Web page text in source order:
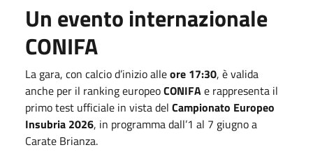
Un evento internazionale
CONIFA
La gara, con calcio d’inizio alleore 17:30, è valida
anche per il ranking europeoCONIFAe rappresenta il
primo test ufficiale in vista del Campionato Europeo
Insubria 2026, in programma dall’1 al 7 giugno a
Carate Brianza.